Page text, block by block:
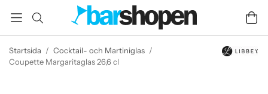
Startsida / Cocktail- och Martiniglas /
Coupette Margaritaglas 26,6 cl